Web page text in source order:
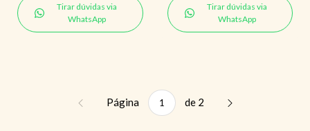
Tirar dúvidas via
WhatsApp
Tirar dúvidas via
WhatsApp
Página de 2